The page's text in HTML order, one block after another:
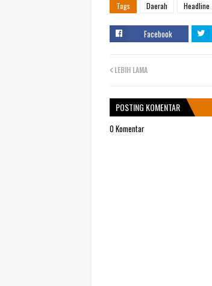
Tags Daerah Headline
Facebook
LEBIH LAMA
POSTING KOMENTAR
0 Komentar